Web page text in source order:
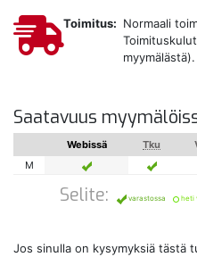
Toimitus: Normaali
myymälästä).
Saatavuus
Webissä Tku
M
Selite: varastossa heti
Jos sinulla on kysymyksiä tästä